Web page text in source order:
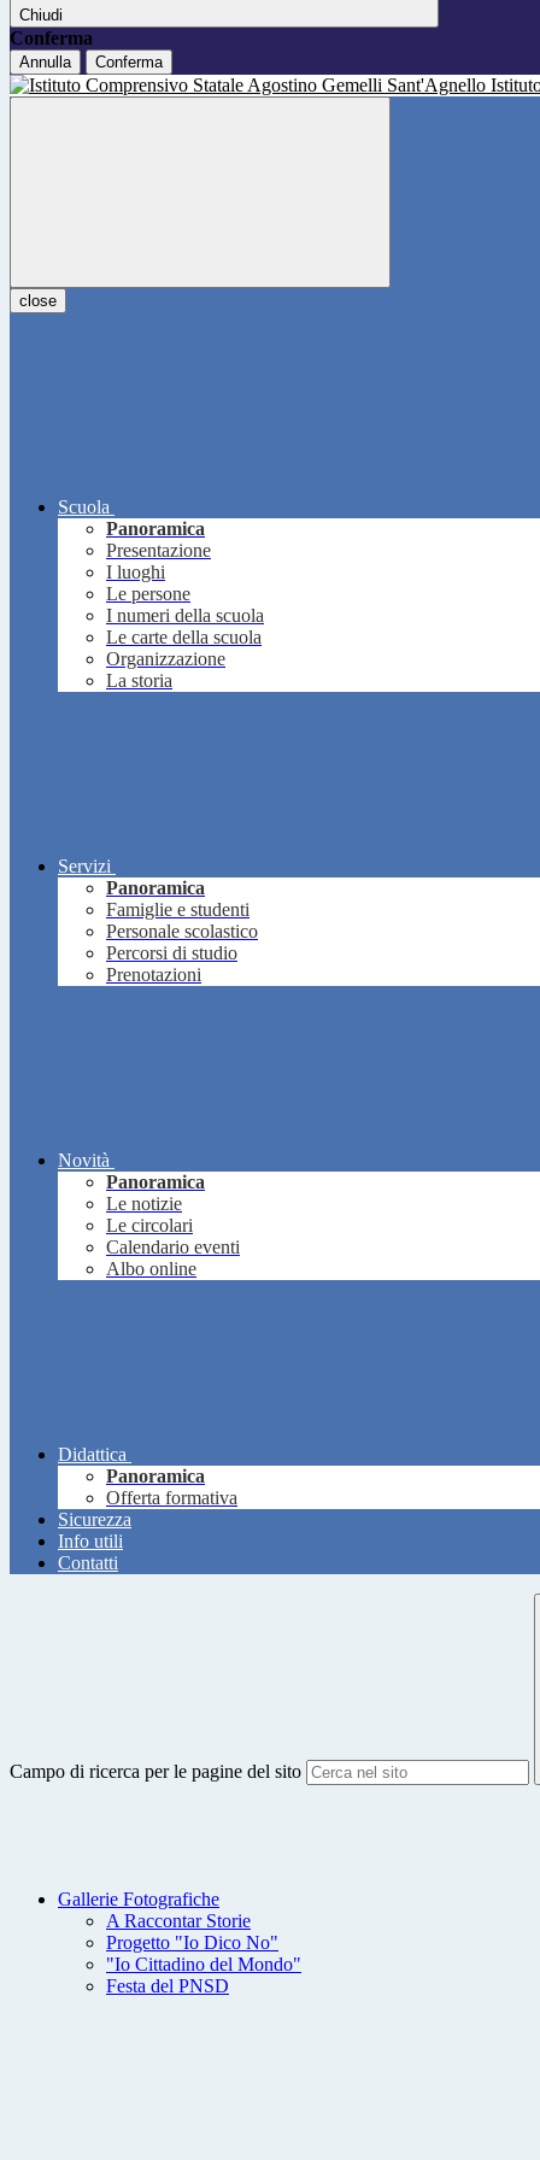
Chiudi
Conferma
Annulla Conferma
close
Scuola
Panoramica
Presentazione
I luoghi
Le persone
I numeri della scuola
Le carte della scuola
Organizzazione
La storia
Servizi
Panoramica
Famiglie e studenti
Personale scolastico
Percorsi di studio
Prenotazioni
Novità
Panoramica
Le notizie
Le circolari
Calendario eventi
Albo online
Didattica
Panoramica
Offerta formativa
Sicurezza
Info utili
Contatti
Campo di ricerca per le pagine del sito
Gallerie Fotografiche
A Raccontar Storie
Progetto "Io Dico No"
"Io Cittadino del Mondo"
Festa del PNSD